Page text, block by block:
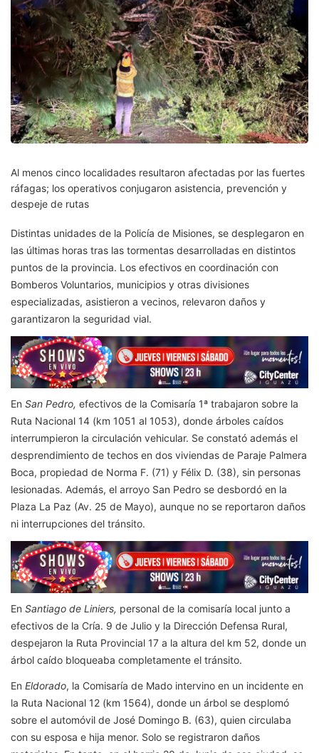
Al menos cinco localidades resultaron afectadas por las fuertes
ráfagas; los operativos conjugaron asistencia, prevención y
despeje de rutas
Distintas unidades de la Policía de Misiones, se desplegaron en
las últimas horas tras las tormentas desarrolladas en distintos
puntos de la provincia. Los efectivos en coordinación con
Bomberos Voluntarios, municipios y otras divisiones
especializadas, asistieron a vecinos, relevaron daños y
garantizaron la seguridad vial.
En San Pedro, efectivos de la Comisaría 1ª trabajaron sobre la
Ruta Nacional 14 (km 1051 al 1053), donde árboles caídos
interrumpieron la circulación vehicular. Se constató además el
desprendimiento de techos en dos viviendas de Paraje Palmera
Boca, propiedad de Norma F. (71) y Félix D. (38), sin personas
lesionadas. Además, el arroyo San Pedro se desbordó en la
Plaza La Paz (Av. 25 de Mayo), aunque no se reportaron daños
ni interrupciones del tránsito.
En Santiago de Liniers, personal de la comisaría local junto a
efectivos de la Cría. 9 de Julio y la Dirección Defensa Rural,
despejaron la Ruta Provincial 17 a la altura del km 52, donde un
árbol caído bloqueaba completamente el tránsito.
En Eldorado, la Comisaría de Mado intervino en un incidente en
la Ruta Nacional 12 (km 1564), donde un árbol se desplomó
sobre el automóvil de José Domingo B. (63), quien circulaba
con su esposa e hija menor. Solo se registraron daños